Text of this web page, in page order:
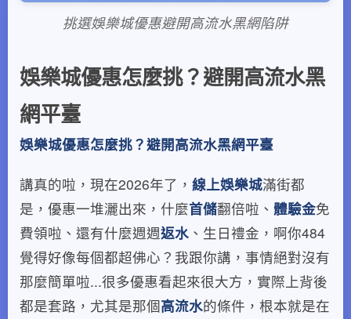
挑選娛樂城優惠避開高流水黑網陷阱
娛樂城優惠怎麼挑？避開高流水黑
網平臺
娛樂城優惠怎麼挑？避開高流水黑網平臺
講真的啦，現在2026年了， 線上娛樂城滿街都
是，優惠一堆灑出來，什麼首儲翻倍啦、 體驗金免
費領啦、還有什麼週週返水 、生日禮金，啊你484
覺得好像每個都超佛心？我跟你講，事情絕對沒有
那麼簡單啦...很多優惠看起來很大方，實際上背後
都是套路，尤其是那個高流水的條件，根本就是在